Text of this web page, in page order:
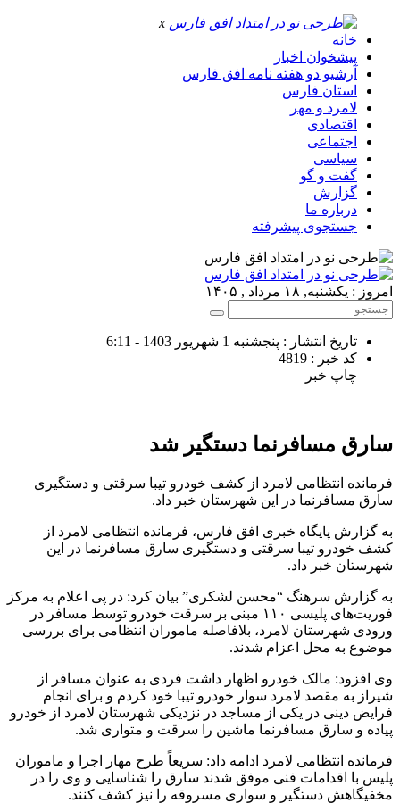
x
خانه
پیشخوان اخبار
آرشیو دو هفته نامه افق فارس
استان فارس
لامرد و مهر
اقتصادی
اجتماعی
سیاسی
گفت و گو
گزارش
درباره ما
جستجوی پیشرفته
امروز : یکشنبه, ۱۸ مرداد , ۱۴۰۵
تاریخ انتشار : پنجشنبه 1 شهریور 1403 - 6:11
کد خبر : 4819
چاپ خبر
سارق مسافرنما دستگیر شد
فرمانده انتظامی لامرد از کشف خودرو تیبا سرقتی و دستگیری
سارق مسافرنما در این شهرستان خبر داد.
به گزارش پایگاه خبری افق فارس، فرمانده انتظامی لامرد از
کشف خودرو تیبا سرقتی و دستگیری سارق مسافرنما در این
شهرستان خبر داد.
به گزارش سرهنگ “محسن لشکری” بیان کرد: در پی اعلام به مرکز
فوریت‌های پلیسی ۱۱۰ مبنی بر سرقت خودرو توسط مسافر در
ورودی شهرستان لامرد، بلافاصله ماموران انتظامی برای بررسی
موضوع به محل اعزام شدند.
وی افزود: مالک خودرو اظهار داشت فردی به عنوان مسافر از
شیراز به مقصد لامرد سوار خودرو تیبا خود کردم و برای انجام
فرایض دینی در یکی از مساجد در نزدیکی شهرستان لامرد از خودرو
پیاده و سارق مسافرنما ماشین را سرقت و متواری شد.
فرمانده انتظامی لامرد ادامه داد: سریعاً طرح مهار اجرا و ماموران
پلیس با اقدامات فنی موفق شدند سارق را شناسایی و وی را در
مخفیگاهش دستگیر و سواری مسروقه را نیز کشف کنند.